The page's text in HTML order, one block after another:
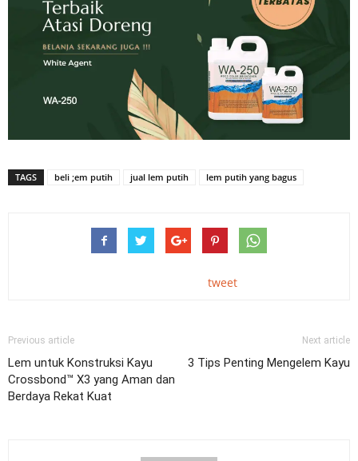
TAGS beli ;em putih jual lem putih lem putih yang bagus
tweet
Previous article
Lem untuk Konstruksi Kayu
Crossbond™ X3 yang Aman dan
Berdaya Rekat Kuat
Next article
3 Tips Penting Mengelem Kayu